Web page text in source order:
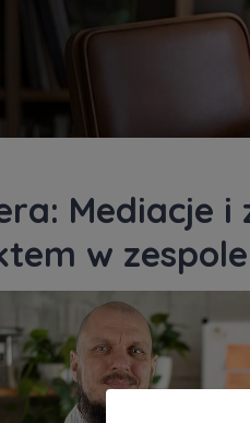
Mediacje i
w zespole